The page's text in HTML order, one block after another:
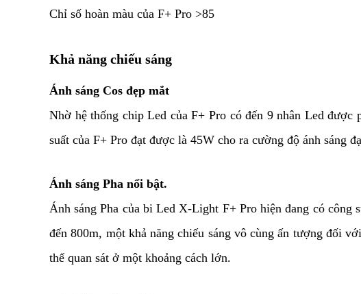
Chỉ số hoàn màu của F+ Pro >85
Khả năng chiếu sáng
Ánh sáng Cos đẹp mắt
Nhờ hệ thống chip Led của F+ Pro có đến 9 nhân Led
suất của F+ Pro đạt được là 45W cho ra cường độ ánh sáng
Ánh sáng Pha nổi bật.
Ánh sáng Pha của bi Led X-Light F+ Pro hiện đang có
đến 800m, một khả năng chiếu sáng vô cùng ấn tượng đối
thể quan sát ở một khoảng cách lớn.